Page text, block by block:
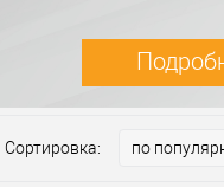
Сортировка: